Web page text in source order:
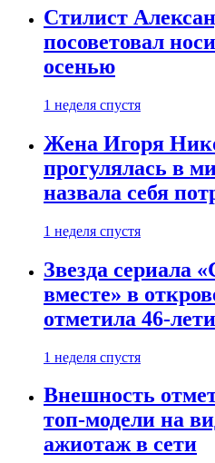
Стилист
посоветовал
осенью
1 неделя спустя
Жена Игоря
прогулялась в
назвала себя
1 неделя спустя
Звезда сериала
вместе» в
отметила 46-
1 неделя спустя
Внешность
топ-модели на
ажиотаж в сети